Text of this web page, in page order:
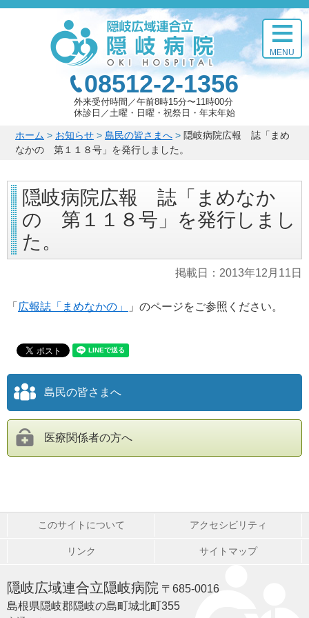
このページの本文へ
08512-2-1356
外来受付時間
午前8時15分〜11時00分
休診日
土曜・日曜・祝祭日・年末年始
MENU
こ
の
ー
ジ
の
位
置:
ホーム > お知らせ > 島民の皆さまへ > 隠岐病院広報 誌「まめ
なかの 第１１８号」を発行しました。
隠岐病院広報 誌「まめなか
の 第１１８号」を発行しまし
た。
掲載日： 2013年12月11日
「 広報誌「まめなかの」 」のページをご参照ください。
島民の皆さまへ
医療関係者の方へ
このサイトについて アクセシビリティ
リンク サイトマップ
隠岐広域連合立隠岐病院 〒685-0016
島根県隠岐郡隠岐の島町城北町355